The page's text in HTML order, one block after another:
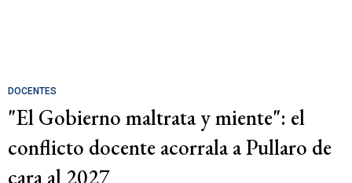
DOCENTES
"El Gobierno maltrata y miente": el
conflicto docente acorrala a Pullaro de
cara al 2027